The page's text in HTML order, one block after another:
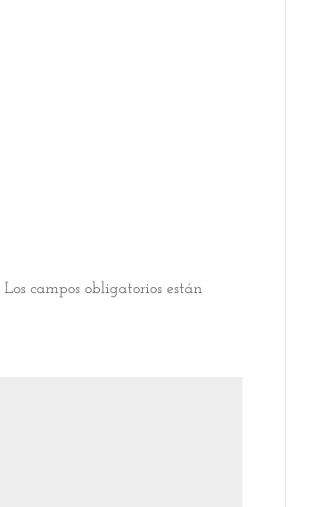
Los campos obligatorios están